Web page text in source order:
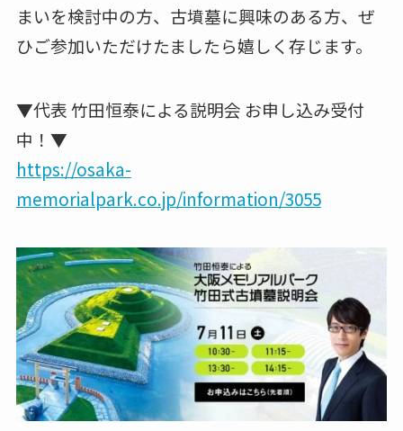
まいを検討中の方、古墳墓に興味のある方、ぜ
ひご参加いただけたましたら嬉しく存じます。
▼代表 竹田恒泰による説明会 お申し込み受付
中！▼
https://osaka-
memorialpark.co.jp/information/3055